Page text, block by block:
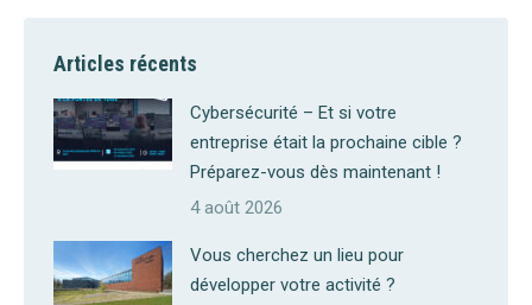
Articles récents
Cybersécurité – Et si votre
entreprise était la prochaine cible ?
Préparez-vous dès maintenant !
4 août 2026
Vous cherchez un lieu pour
développer votre activité ?